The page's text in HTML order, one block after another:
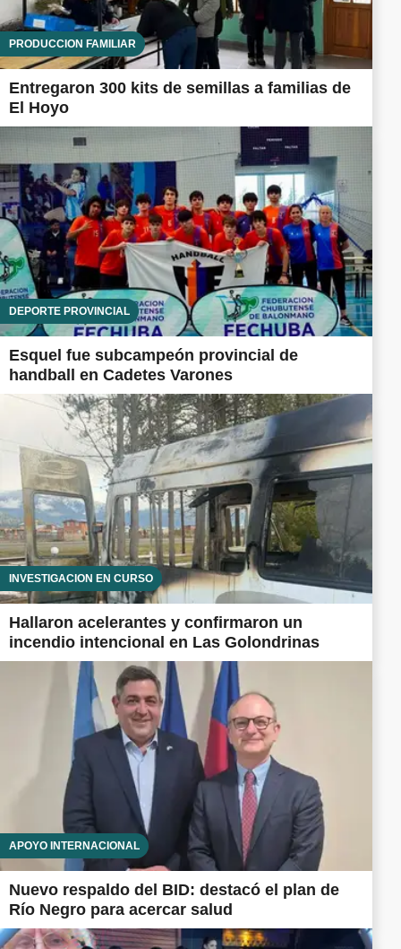
PRODUCCIÓN FAMILIAR
Entregaron 300 kits de semillas a familias de
El Hoyo
DEPORTE PROVINCIAL
Esquel fue subcampeón provincial de
handball en Cadetes Varones
INVESTIGACIÓN EN CURSO
Hallaron acelerantes y confirmaron un
incendio intencional en Las Golondrinas
APOYO INTERNACIONAL
Nuevo respaldo del BID: destacó el plan de
Río Negro para acercar salud